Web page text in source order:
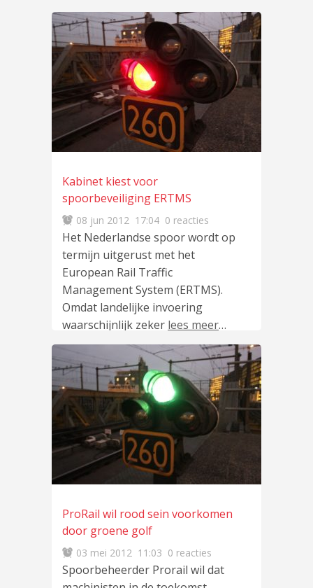
Kabinet kiest voor
spoorbeveiliging ERTMS
08 jun 2012 17:04 0 reacties
Het Nederlandse spoor wordt op
termijn uitgerust met het
European Rail Traffic
Management System (ERTMS).
Omdat landelijke invoering
waarschijnlijk zeker lees meer…
ProRail wil rood sein voorkomen
door groene golf
03 mei 2012 11:03 0 reacties
Spoorbeheerder Prorail wil dat